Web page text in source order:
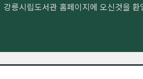
강릉시립도서관 홈페이지에 오신것을